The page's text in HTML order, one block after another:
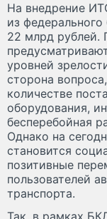
На внедрение
из
22 млрд рублей.
уровней
сторона
количестве
оборудования,
бесперебойная
Однако на
становится
позитивные
пользователей
транспорта.